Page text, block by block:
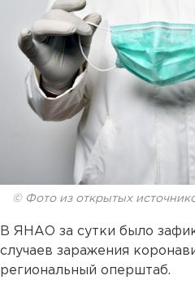
© Фото из открытых
В ЯНАО за сутки было
случаев заражения
региональный оперштаб.